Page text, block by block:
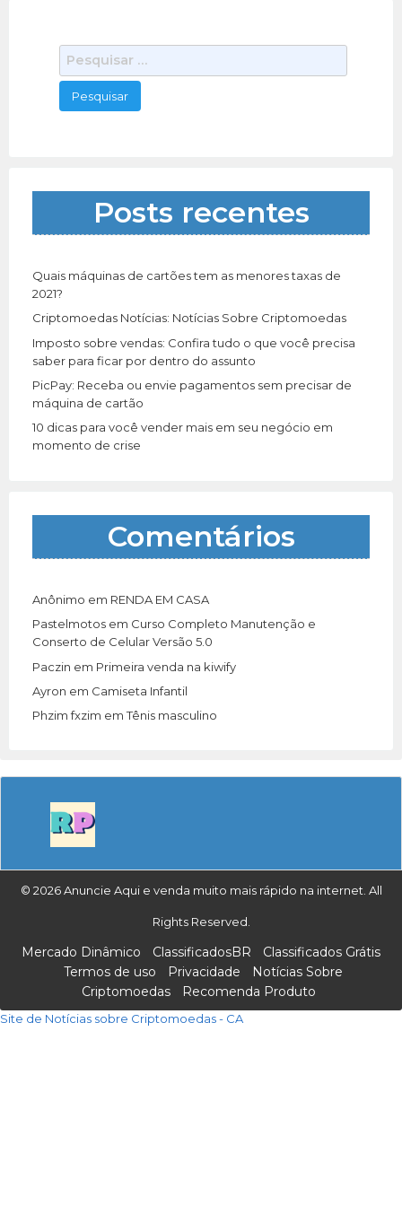
e
q
a
r
:
Posts recentes
Quais máquinas de cartões tem as menores taxas de
2021?
Criptomoedas Notícias: Notícias Sobre Criptomoedas
Imposto sobre vendas: Confira tudo o que você precisa
saber para ficar por dentro do assunto
PicPay: Receba ou envie pagamentos sem precisar de
máquina de cartão
10 dicas para você vender mais em seu negócio em
momento de crise
Comentários
Anônimo em RENDA EM CASA
Pastelmotos em Curso Completo Manutenção e
Conserto de Celular Versão 5.0
Paczin em Primeira venda na kiwify
Ayron em Camiseta Infantil
Phzim fxzim emTênis masculino
© 2026 Anuncie Aqui e venda muito mais rápido na internet. All
Rights Reserved.
Mercado Dinâmico ClassificadosBR
Classificados Grátis
Termos de uso
Privacidade
Notícias Sobre
Criptomoedas
Recomenda Produto
Site de Notícias sobre Criptomoedas - CA